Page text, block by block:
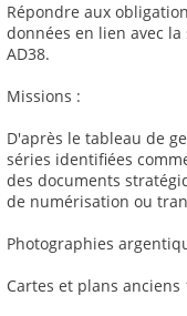
Répondre aux
données en lien avec
AD38.
Missions :
D'après le tableau de
séries identifiées
des documents
de numérisation ou
Photographies
Cartes et plans anciens